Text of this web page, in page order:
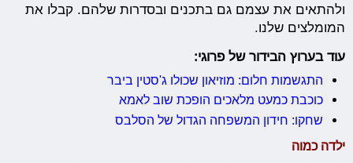
ולהתאים את עצמם גם בתכנים ובסדרות שלהם. קבלו את
המומלצים שלנו.
עוד בערוץ הבידור של פרוגי:
התגשמות חלום: מוזיאון שכולו ג'סטין ביבר
כוכבת כמעט מלאכים הופכת שוב לאמא
שחקו: חידון המשפחה הגדול של הסלבס
ילדה כמוה